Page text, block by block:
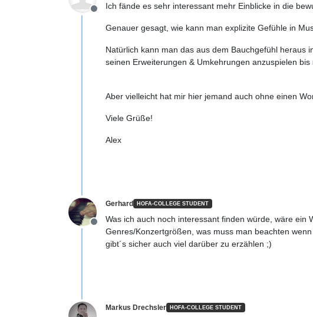
Offline
Ich fände es sehr interessant mehr Einblicke in die
Genauer gesagt, wie kann man explizite Gefühle in
Natürlich kann man das aus dem Bauchgefühl heraus
seinen Erweiterungen & Umkehrungen anzuspielen
Aber vielleicht hat mir hier jemand auch ohne einen
Viele Grüße!
Alex
Offline
Gerhard HOFA-COLLEGE STUDENT
Was ich auch noch interessant finden würde, wäre ein
Genres/Konzertgrößen, was muss man beachten
gibt´s sicher auch viel darüber zu erzählen ;)
Markus Drechsler HOFA-COLLEGE STUDENT